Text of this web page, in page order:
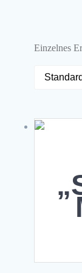
Einzelnes